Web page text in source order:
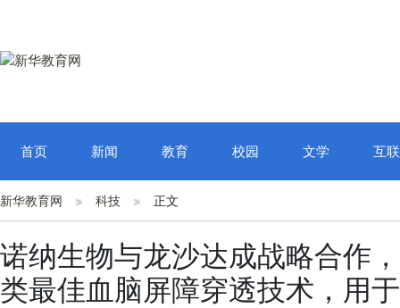
首页 新闻 教育 校园 文学 互
新华教育网 科技 正文
诺纳生物与龙沙达成战略合作
类最佳血脑屏障穿透技术，用